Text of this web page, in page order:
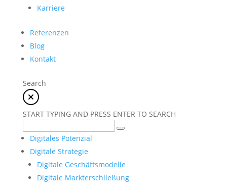
Karriere
Referenzen
Blog
Kontakt
Search
START TYPING AND PRESS ENTER TO SEARCH
Digitales Potenzial
Digitale Strategie
Digitale Geschäftsmodelle
Digitale Markterschließung